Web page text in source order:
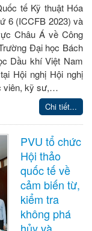
tế Kỹ thuật Hóa
6 (ICCFB 2023) và
Châu Á về Công
Đại học Bách
Dầu khí Việt Nam
Hội nghị Hội nghị
viên, kỹ sư,…
Chi tiết...
PVU tổ chức
Hội thảo
quốc tế về
cảm biến từ,
kiểm tra
không phá
hủy và